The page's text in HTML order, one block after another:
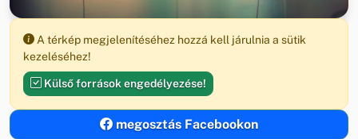
A térkép megjelenítéséhez hozzá kell járulnia a sütik
kezeléséhez!
Külső források engedélyezése!
megosztás Facebookon